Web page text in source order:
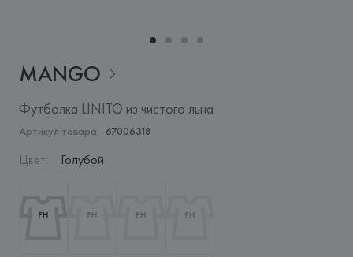
MANGO
Футболка LINITO из чистого льна
Артикул товара: 67006318
Цвет: Голубой